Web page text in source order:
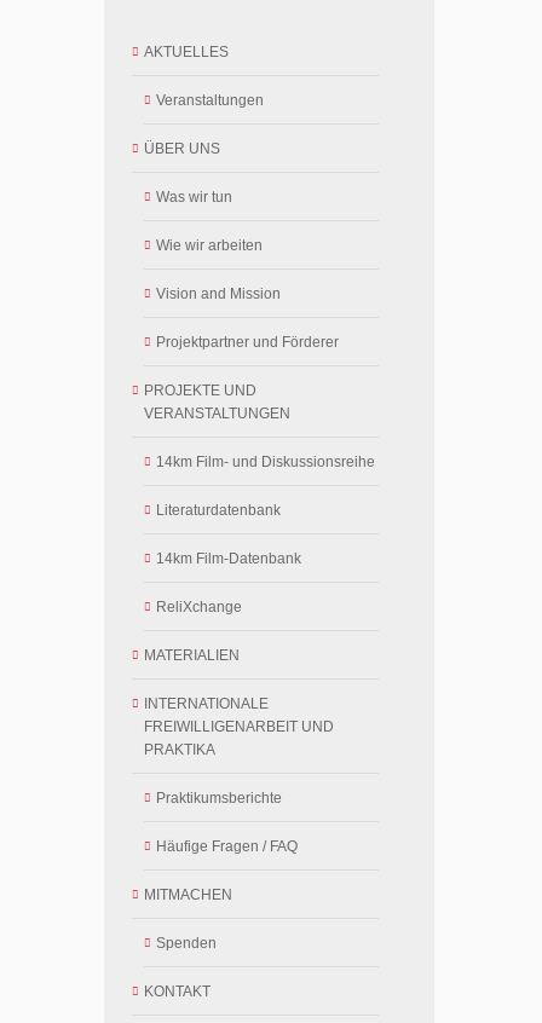
AKTUELLES
Veranstaltungen
ÜBER UNS
Was wir tun
Wie wir arbeiten
Vision and Mission
Projektpartner und Förderer
PROJEKTE UND
VERANSTALTUNGEN
14km Film- und Diskussionsreihe
Literaturdatenbank
14km Film-Datenbank
ReliXchange
MATERIALIEN
INTERNATIONALE
FREIWILLIGENARBEIT UND
PRAKTIKA
Praktikumsberichte
Häufige Fragen / FAQ
MITMACHEN
Spenden
KONTAKT